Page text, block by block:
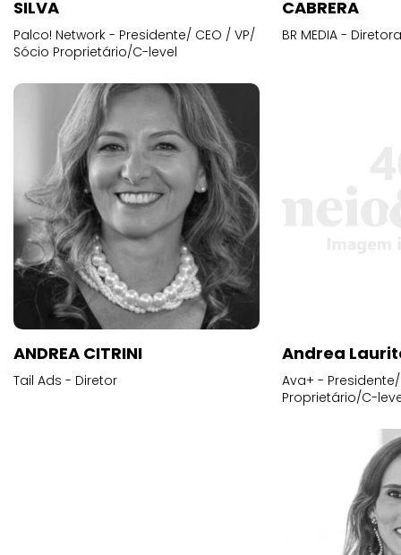
Palco! Network - Presidente/ CEO / VP/
Sócio Proprietário/C-level
BR MEDIA -
ANDREA CITRINI
Tail Ads - Diretor
Ava+ -
Proprietário/C-